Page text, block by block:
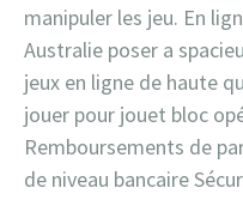
manipuler les jeu. En
Australie poser a
jeux en ligne de haute
jouer pour jouet bloc
Remboursements de
de niveau bancaire